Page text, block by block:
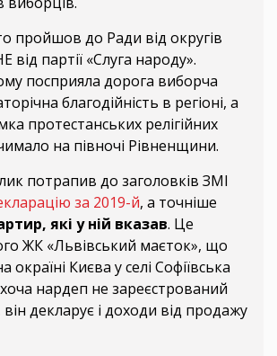
пройшов до Ради від округів
від партії «Слуга народу».
посприяла дорога виборча
благодійність в регіоні, а
протестанських релігійних
на півночі Рівненщини.
потрапив до заголовків ЗМІ
за 2019-й, а точніше
які у ній вказав. Це
ЖК «Львівський маєток», що
окраїні Києва у селі Софіївська
нардеп не зареєстрований
декларує і доходи від продажу